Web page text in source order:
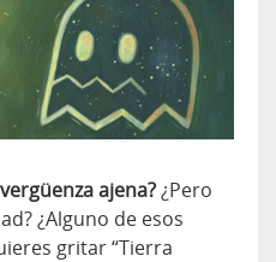
ajena?¿Pero
¿Alguno de esos
gritar “Tierra